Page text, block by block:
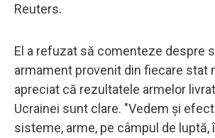
Reuters.
El a refuzat să comenteze despre
armament provenit din fiecare stat
apreciat că rezultatele armelor
Ucrainei sunt clare. "Vedem şi
sisteme, arme, pe câmpul de luptă,